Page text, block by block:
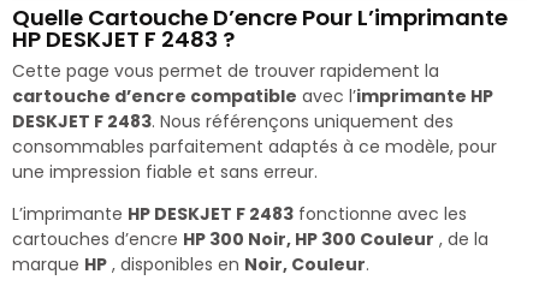
Quelle Cartouche D’encre Pour L’imprimante
HP DESKJET F 2483 ?
Cette page vous permet de trouver rapidement la
cartouche d’encre compatible avec l’imprimante HP
DESKJET F 2483. Nous référençons uniquement des
consommables parfaitement adaptés à ce modèle, pour
une impression fiable et sans erreur.
L’imprimante HP DESKJET F 2483 fonctionne avec les
cartouches d’encre HP 300 Noir, HP 300 Couleur , de la
marque HP , disponibles en Noir, Couleur.